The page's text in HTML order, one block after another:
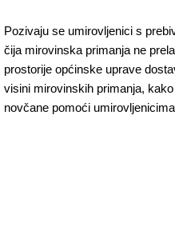
Pozivaju se umirovljenici s
čija mirovinska primanja ne
prostorije općinske uprave
visini mirovinskih primanja,
novčane pomoći